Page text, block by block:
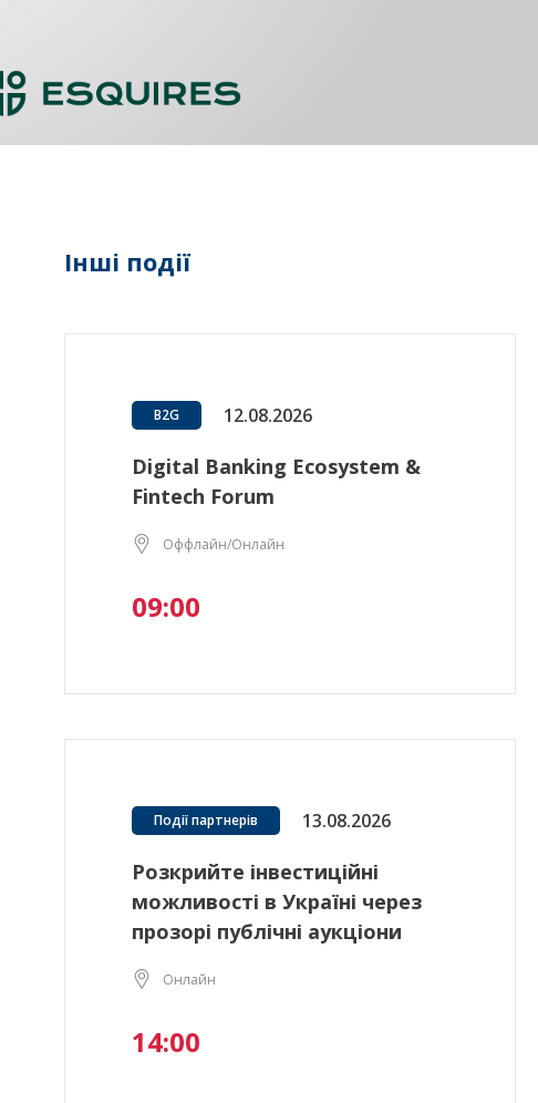
Інші події
B2G 12.08.2026
Digital Banking Ecosystem &
Fintech Forum
Оффлайн/Онлайн
09:00
Події партнерів 13.08.2026
Розкрийте інвестиційні
можливості в Україні через
прозорі публічні аукціони
Онлайн
14:00